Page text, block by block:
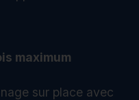
maximum
sur place avec